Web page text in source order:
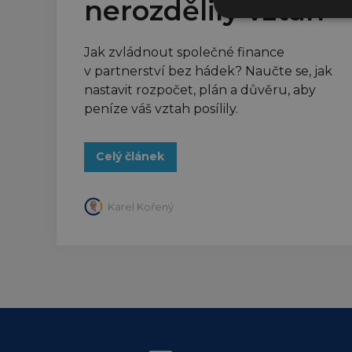
nerozdělily vztah
Jak zvládnout společné finance
v partnerství bez hádek? Naučte se, jak
nastavit rozpočet, plán a důvěru, aby
peníze váš vztah posílily.
Celý článek
Karel Kořený